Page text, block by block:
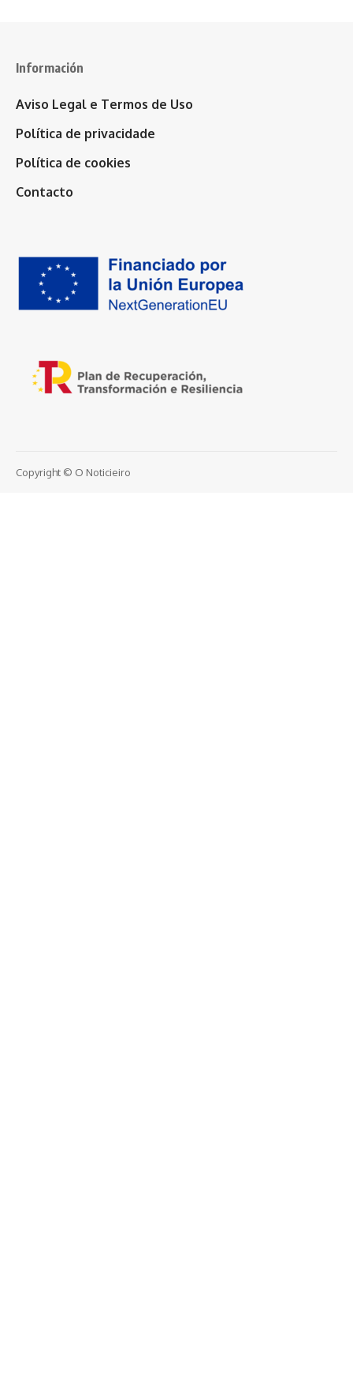
Información
Aviso Legal e Termos de Uso
Política de privacidade
Política de cookies
Contacto
Copyright © O Noticieiro